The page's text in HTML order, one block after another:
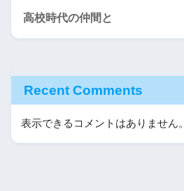
高校時代の仲間と
Recent Comments
表示できるコメントはありません。